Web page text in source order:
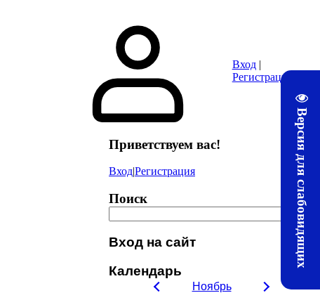
Версия для слабовидящих
Методические материалы ЛТЖТ
Вход|
Регистрация
Приветствуем вас!
Вход|Регистрация
Поиск
Вход на сайт
Календарь
Ноябрь